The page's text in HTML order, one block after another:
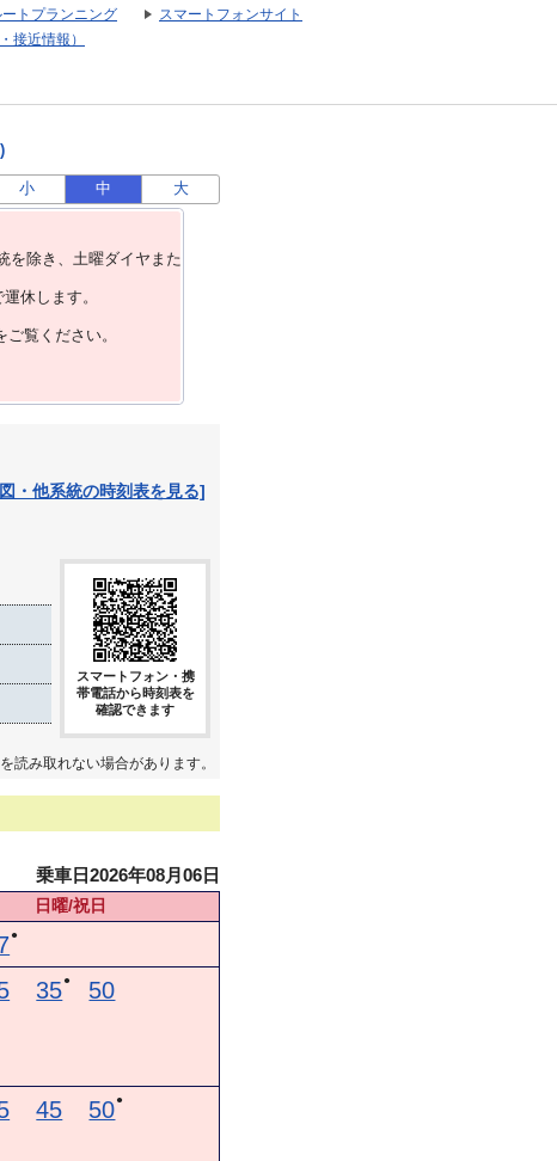
ートプランニング
スマートフォンサイト
接近情報）
小 中 大
を除き、⼟曜ダイヤまた
休します。
ご覧ください。
・他系統の時刻表を見る]
スマートフォン・携
帯電話から時刻表を
確認できます
み取れない場合があります。
乗車日2026年08月06日
日曜/祝日
●
35● 50
45 50●